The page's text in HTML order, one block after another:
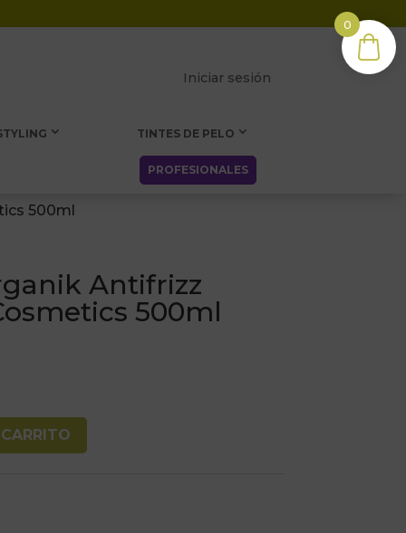
Iniciar sesión
TINTES DE PELO
PROFESIONALES
500ml
Antifrizz
500ml
0